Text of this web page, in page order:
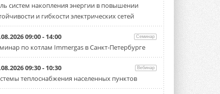
«Датарк» испытал модульный
ЦОД с плотностью 54 кВт на
стойку
Испытания прошли на собственной
производственной площадке и были ...
3 АВГУСТА 2026
Samsung выпускает VRF-
систему DVM на R32
систем накопления энергии в повышении
и гибкости электрических сетей
09:00 - 14:00 Семинар
по котлам Immergas в Санкт-Петербурге
09:30 - 10:30 Вебинар
теплоснабжения населенных пунктов